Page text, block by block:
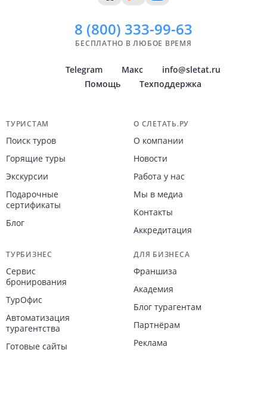
8 (800) 333-99-63
БЕСПЛАТНО В ЛЮБОЕ ВРЕМЯ
Telegram Макс
info@sletat.ru
Помощь
Техподдержка
Навигация по сайту
ТУРИСТАМ
Поиск туров
Горящие туры
Экскурсии
Подарочные
сертификаты
Блог
О СЛЕТАТЬ.РУ
О компании
Новости
Работа у нас
Мы в медиа
Контакты
Аккредитация
ТУРБИЗНЕС
Сервис
бронирования
ТурОфис
Автоматизация
турагентства
Готовые сайты
ДЛЯ БИЗНЕСА
Франшиза
Академия
Блог турагентам
Партнёрам
Реклама